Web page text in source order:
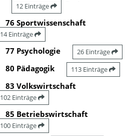
12 Einträge
76 Sportwissenschaft
14 Einträge
77 Psychologie 26 Einträge
80 Pädagogik 113 Einträge
83 Volkswirtschaft
102 Einträge
85 Betriebswirtschaft
100 Einträge